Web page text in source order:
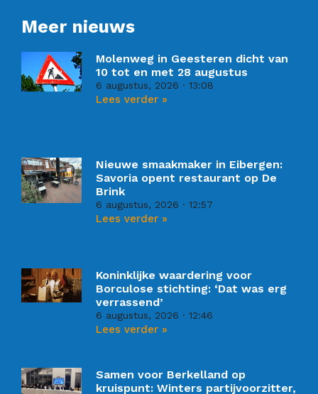
Meer nieuws
Molenweg in Geesteren dicht van
10 tot en met 28 augustus
6 augustus, 2026 13:08
Lees verder »
Nieuwe smaakmaker in Eibergen:
Savoria opent restaurant op De
Brink
6 augustus, 2026 12:57
Lees verder »
Koninklijke waardering voor
Borculose stichting: ‘Dat was erg
verrassend’
6 augustus, 2026 12:46
Lees verder »
Samen voor Berkelland op
kruispunt: Winters partijvoorzitter,